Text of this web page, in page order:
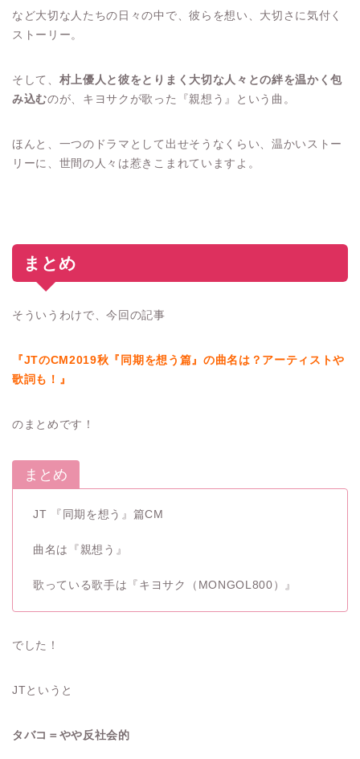
など大切な人たちの日々の中で、彼らを想い、大切さに気付く
ストーリー。
そして、 村上優人と彼をとりまく大切な人々との絆を温かく包
み込むのが、キヨサクが歌った『親想う』という曲。
ほんと、一つのドラマとして出せそうなくらい、温かいストー
リーに、世間の人々は惹きこまれていますよ。
まとめ
そういうわけで、今回の記事
『JTのCM2019秋『同期を想う篇』の曲名は？アーティストや
歌詞も！』
のまとめです！
まとめ
JT 『同期を想う』篇CM
曲名は『親想う』
歌っている歌手は『キヨサク（MONGOL800）』
でした！
JTというと
タバコ＝やや反社会的